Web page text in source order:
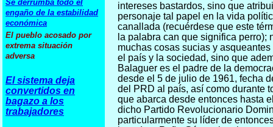
Se derrumba todo el
engaño de la estabilidad
económica
El pueblo acosado por
extrema situación
adversa
El sistema deja
convertidos en
bagazo a los
trabajadores
intereses bastardos, sino que
personaje tal papel en la vida
canallada (recuérdese que este
la palabra can que significa perro);
muchas cosas sucias y
el país y la sociedad, sino que
Balaguer es el padre de la
desde el 5 de julio de 1961, fecha
del PRD al país, así como durante
que abarca desde entonces hasta
dicho Partido Revolucionario
particularmente su líder de